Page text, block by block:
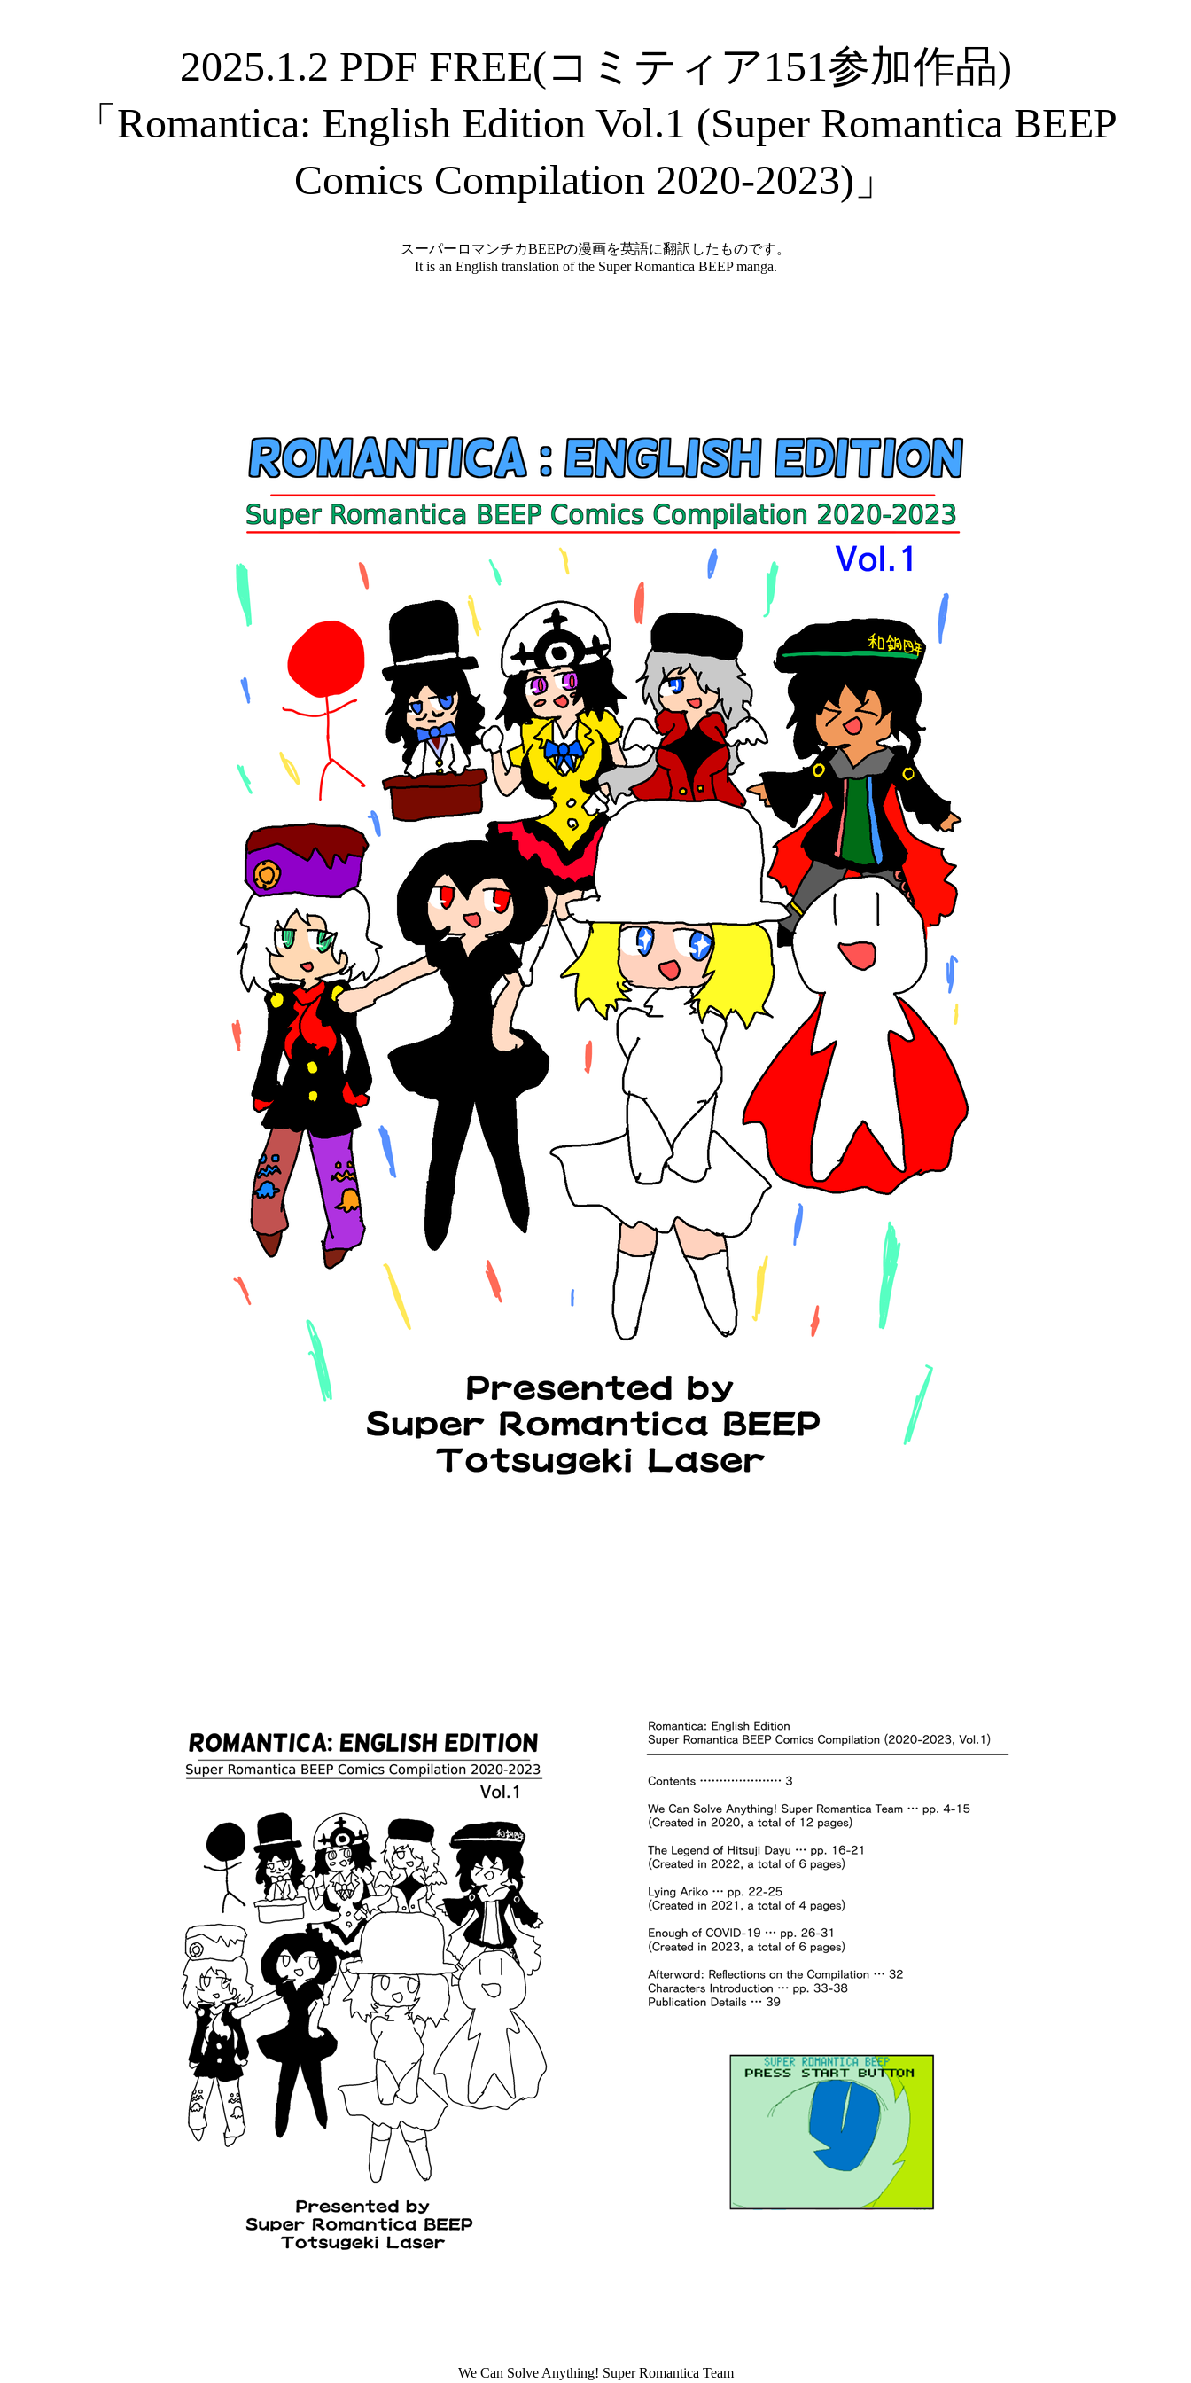
2025.1.2 PDF FREE(コミティア151参加作品)
「Romantica: English Edition Vol.1 (Super Romantica BEEP
Comics Compilation 2020-2023)」
スーパーロマンチカBEEPの漫画を英語に翻訳したものです。
It is an English translation of the Super Romantica BEEP manga.
We Can Solve Anything! Super Romantica Team